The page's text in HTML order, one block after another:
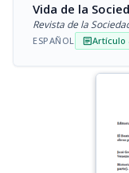
Vida de la
Revista de la
ESPAÑOL articleArtículo